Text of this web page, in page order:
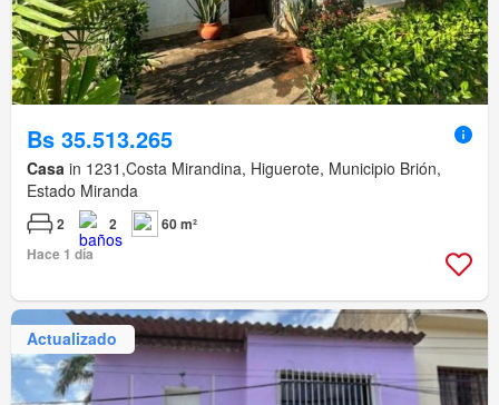
Bs 35.513.265
Casa in 1231,Costa Mirandina, Higuerote, Municipio Brión,
Estado Miranda
2 2
60 m²
Hace 1 día
Actualizado